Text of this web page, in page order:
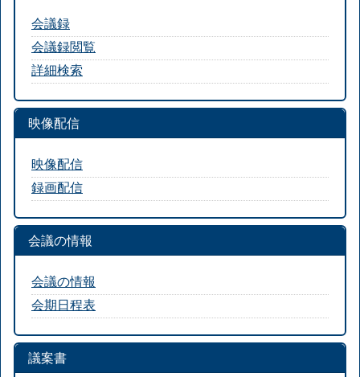
会議録
会議録閲覧
詳細検索
映像配信
映像配信
録画配信
会議の情報
会議の情報
会期日程表
議案書